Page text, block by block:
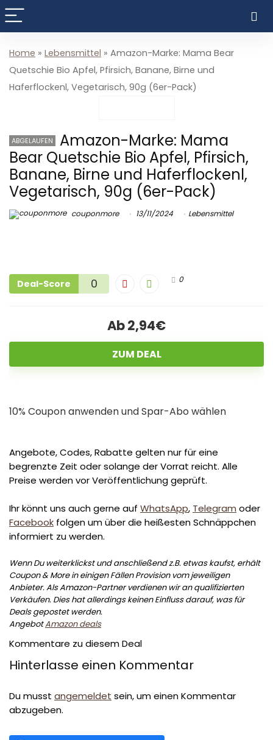
Home » Lebensmittel » Amazon-Marke: Mama Bear
Quetschie Bio Apfel, Pfirsich, Banane, Birne und
Haferflockenl, Vegetarisch, 90g (6er-Pack)
ABGELAUFEN
Amazon-Marke: Mama
Bear Quetschie Bio Apfel, Pfirsich,
Banane, Birne und Haferflockenl,
Vegetarisch, 90g (6er-Pack)
couponmore 13/11/2024 Lebensmittel
Deal-Score 0 0
Ab 2,94€
ZUM DEAL
10% Coupon anwenden und Spar-Abo wählen
Angebote, Codes, Rabatte gelten nur für eine
begrenzte Zeit oder solange der Vorrat reicht. Alle
Preise werden vor Veröffentlichung geprüft.
Ihr könnt uns auch gerne auf WhatsApp, Telegram oder
Facebook folgen um über die heißesten Schnäppchen
informiert zu werden.
Wenn Du weiterklickst und anschließend z.B. etwas kaufst, erhält
Coupon & More in einigen Fällen Provision vom jeweiligen
Anbieter. Als Amazon-Partner verdienen wir an qualifizierten
Verkäufen. Dies hat allerdings keinen Einfluss darauf, was für
Deals gepostet werden.
AngebotAmazon deals
Kommentare zu diesem Deal
Hinterlasse einen Kommentar
Du musst angemeldet sein, um einen Kommentar
abzugeben.